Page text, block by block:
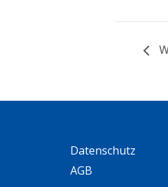
Datenschutz
AGB